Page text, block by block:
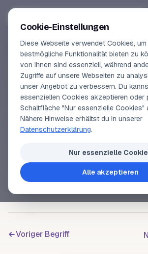
Online-Kurse
Vorschau
Erfahrungen
Lehrbuchautor
SEGELLEXIKON
Staustrom
Staustrom entsteht, wennTriftstrom
genannt. Der
südliche
Äquatorialstrom
amerikanischen Kontinent.
Voriger Begriff
Cookie-Einstellungen
Diese Webseite verwendet Cookies,
bestmögliche Funktionalität bieten zu
von ihnen sind essenziell, während
Zugriffe auf unsere Webseiten zu
unser Angebot zu verbessern. Du
essenziellen Cookies akzeptieren oder
Schaltfläche "Nur essenzielle Cookies"
Nähere Hinweise erhältst du in unserer
Datenschutzerklärung.
Nur essenzielle
Alle akzeptieren